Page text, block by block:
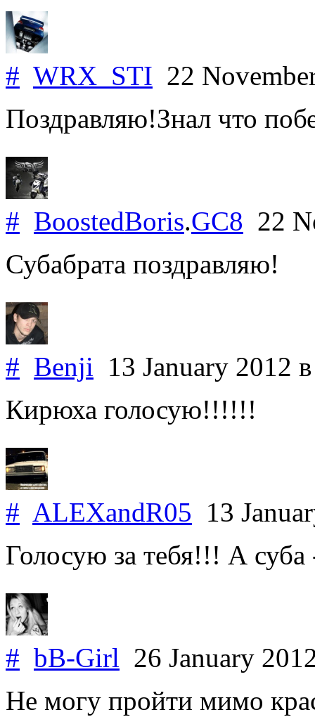
# WRX_STI 22
Поздравляю!Знал что
# BoostedBoris.GC8 22
Субабрата поздравляю!
# Benji 13 January 2012
Кирюха голосую!!!!!!
# ALEXandR05 13
Голосую за тебя!!! А
# bB-Girl 26 January
Не могу пройти мимо